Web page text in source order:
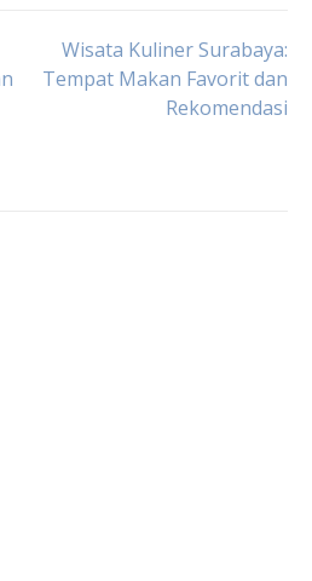
Wisata Kuliner Surabaya:
Tempat Makan Favorit dan
Rekomendasi